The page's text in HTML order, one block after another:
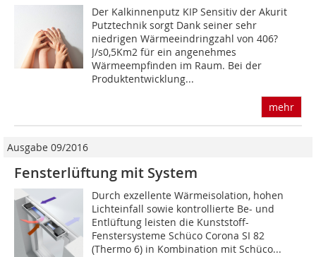
Der Kalkinnenputz KIP Sensitiv der Akurit
Putztechnik sorgt Dank seiner sehr
niedrigen Wärmeeindringzahl von 406?
J/s0,5Km2 für ein angenehmes
Wärmeempfinden im Raum. Bei der
Produktentwicklung...
mehr
Ausgabe 09/2016
Fensterlüftung mit System
Durch exzellente Wärmeisolation, hohen
Lichteinfall sowie kontrollierte Be- und
Entlüftung leisten die Kunststoff-
Fenstersysteme Schüco Corona SI 82
(Thermo 6) in Kombination mit Schüco...